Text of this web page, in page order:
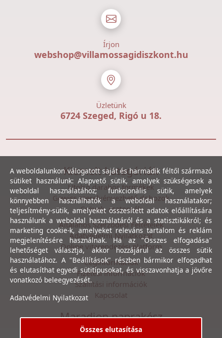
Írjon
webshop@villamossagidiszkont.hu
Üzletünk
6724 Szeged, Rigó u 18.
Kiemelt kategóriák
Utolsó darabos termékek
Gewiss szerelvényezhető dobozok
Csövek, csatornák
Általános Szerződési Feltételek
Adatvédelmi Nyilatkozat
Online vitarendezési platform
Céginformációk
Fizetési információk
Szállítási információk
Kapcsolat
Maradjon naprakész
Íratkozzon fel hírlevelünkre, hogy első kézből
A weboldalunkon válogatott saját és harmadik féltől származó
sütiket használunk: Alapvető sütik, amelyek szükségesek a
weboldal használatához; funkcionális sütik, amelyek
könnyebben használhatók a weboldal használatakor;
teljesítmény-sütik, amelyeket összesített adatok előállítására
használunk a weboldal használatáról és a statisztikákról; és
marketing cookie-k, amelyeket releváns tartalom és reklám
megjelenítésére használnak. Ha az "Összes elfogadása"
lehetőséget választja, akkor hozzájárul az összes sütik
használatához. A "Beállítások" részben bármikor elfogadhat
és elutasíthat egyedi sütitípusokat, és visszavonhatja a jövőre
vonatkozó beleegyezését.
Adatvédelmi Nyilatkozat
Összes elutasítása